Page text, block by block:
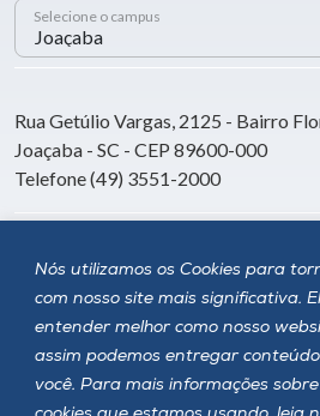
Nós utilizamos os Cookies para
com nosso site mais significativa.
entender melhor como nosso
assim podemos entregar
você. Para mais informações
Selecione o campus
Rua Getúlio Vargas, 2125 - Bairro
Joaçaba - SC - CEP 89600-000
Telefone (49) 3551-2000
Siga a Unoesc